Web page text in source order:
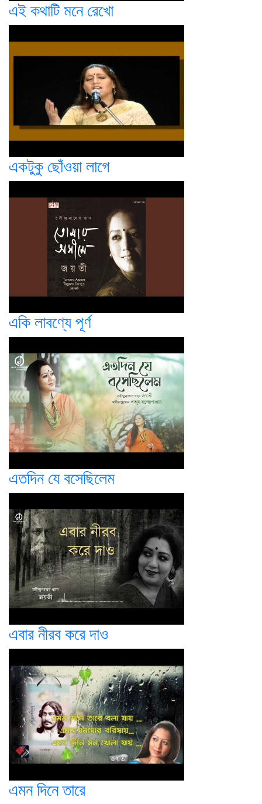
এই কথাটি মনে রেখো
একটুকু ছোঁওয়া লাগে
একি লাবণ্যে পূর্ণ
এতদিন যে বসেছিলেম
এবার নীরব করে দাও
এমন দিনে তারে